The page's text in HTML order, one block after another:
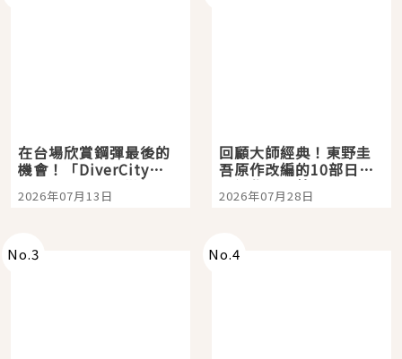
在台場欣賞鋼彈最後的
機會！「DiverCity
Tokyo Plaza」搭船、
購物、美食及夜景，一
2026年07月13日
回顧大師經典！東野圭
吾原作改編的10部日本
影視作品推薦
2026年07月28日
No.3 No.4